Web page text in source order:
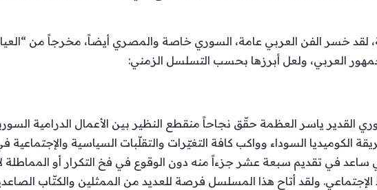
لقد خسر الفن العربي عامة، السوري خاصة والمصري أيضاً، مخرجاً من
العربي، ولعل أبرزها بحسب التسلسل الزمني:
القدير ياسر العظمة حقّق نجاحاً منقطع النظير بين الأعمال الدرامية
بطريقة الكوميديا السوداء وواكب كافة التغيّرات والتقلّبات السياسية
ساعد في تقديم سبعة عشر جزءاً منه دون الوقوع في فخ التكرار أو المماطلة
ولقد أتاح هذا المسلسل فرصة للعديد من الممثلين والكتّاب